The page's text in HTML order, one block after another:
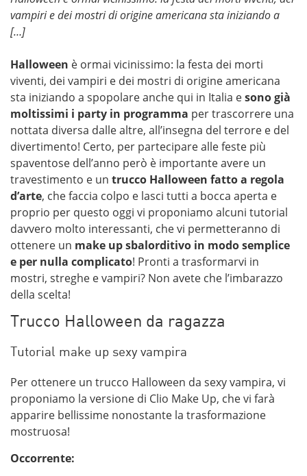
vampiri e dei mostri di origine americana sta iniziando a
[…]
Halloween è ormai vicinissimo: la festa dei morti
viventi, dei vampiri e dei mostri di origine americana
sta iniziando a spopolare anche qui in Italia esono già
moltissimi i party in programma per trascorrere una
nottata diversa dalle altre, all’insegna del terrore e del
divertimento! Certo, per partecipare alle feste più
spaventose dell’anno però è importante avere un
travestimento e un trucco Halloween fatto a regola
d’arte, che faccia colpo e lasci tutti a bocca aperta e
proprio per questo oggi vi proponiamo alcuni tutorial
davvero molto interessanti, che vi permetteranno di
ottenere un make up sbalorditivo in modo semplice
e per nulla complicato! Pronti a trasformarvi in
mostri, streghe e vampiri? Non avete che l’imbarazzo
della scelta!
Trucco Halloween da ragazza
Tutorial make up sexy vampira
Per ottenere un trucco Halloween da sexy vampira, vi
proponiamo la versione di Clio Make Up, che vi farà
apparire bellissime nonostante la trasformazione
mostruosa!
Occorrente: